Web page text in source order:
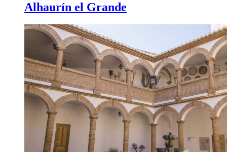
Alhaurín el Grande